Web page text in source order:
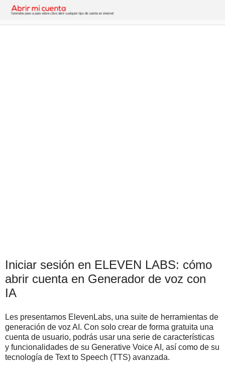
Iniciar sesión en ELEVEN LABS: cómo
abrir cuenta en Generador de voz con
IA
Les presentamos ElevenLabs, una suite de herramientas de
generación de voz AI. Con solo crear de forma gratuita una
cuenta de usuario, podrás usar una serie de características
y funcionalidades de su Generative Voice AI, así como de su
tecnología de Text to Speech (TTS) avanzada.